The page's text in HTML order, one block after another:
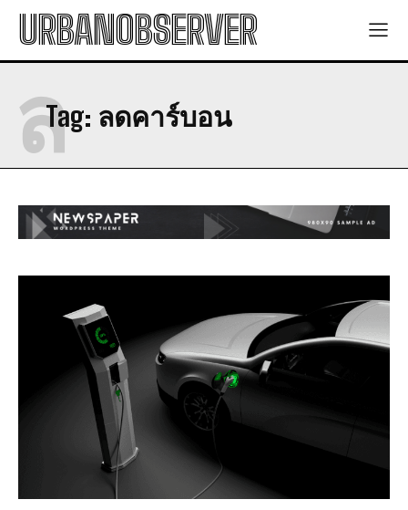
URBANOBSERVER
Tag: ลดคาร์บอน
ล